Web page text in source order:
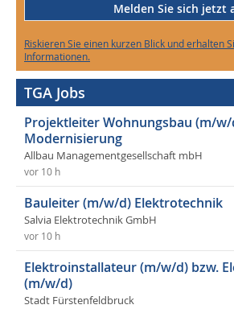
Melden Sie sich jetzt
Riskieren Sie einen kurzen Blick und erhalten
Informationen.
TGA Jobs
Projektleiter Wohnungsbau (m/w/
Modernisierung
Allbau Managementgesellschaft mbH
vor 10 h
Bauleiter (m/w/d) Elektrotechnik
Salvia Elektrotechnik GmbH
vor 10 h
Elektroinstallateur (m/w/d) bzw.
(m/w/d)
Stadt Fürstenfeldbruck